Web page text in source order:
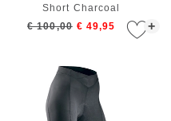
+
Short Charcoal
€ 100,00 € 49,95